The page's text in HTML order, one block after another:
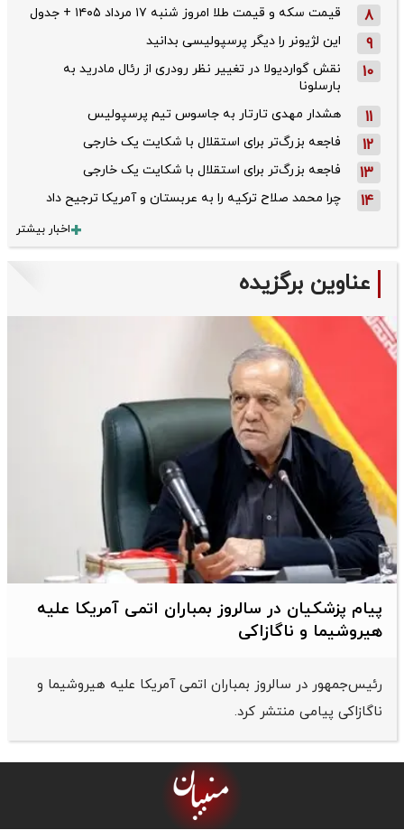
8 قیمت سکه و قیمت طلا امروز شنبه ۱۷ مرداد ۱۴۰۵ + جدول
9 این لژیونر را دیگر پرسپولیسی بدانید
10
نقش گواردیولا در تغییر نظر رودری از رئال مادرید به
بارسلونا
11 هشدار مهدی تارتار به جاسوس تیم پرسپولیس
12 فاجعه بزرگ‌تر برای استقلال با شکایت یک خارجی
13 فاجعه بزرگ‌تر برای استقلال با شکایت یک خارجی
14 چرا محمد صلاح ترکیه را به عربستان و آمریکا ترجیح داد
اخبار بیشتر
عناوین برگزیده
پیام پزشکیان در سالروز بمباران اتمی آمریکا علیه
هیروشیما و ناگازاکی
رئیس‌جمهور در سالروز بمباران اتمی آمریکا علیه هیروشیما و
ناگازاکی پیامی منتشر کرد.